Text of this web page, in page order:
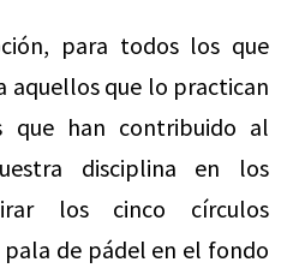
para todos los que
aquellos que lo practican
han contribuido al
disciplina en los
los cinco círculos
de pádel en el fondo